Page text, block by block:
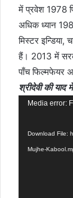
में प्रवेश 1978
अधिक ध्यान
मिस्टर इन्डिया,
हैं। 2013 में
पाँच फिल्मफेयर
श्रीदेवी की याद
Video
Media error:
Download File:
Mujhe-